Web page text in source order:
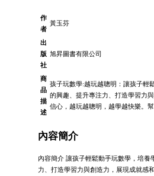
作
者
黃玉芬
出
版
社
旭昇圖書有限公司
商
品
描
述
孩子玩數學:越玩越聰明：讓孩子輕
的興趣、提升專注力、打造學習力
信心，越玩越聰明，越學越快樂。
內容簡介
內容簡介 讓孩子輕鬆動手玩數學，培養
力、打造學習力與創造力，展現成就感